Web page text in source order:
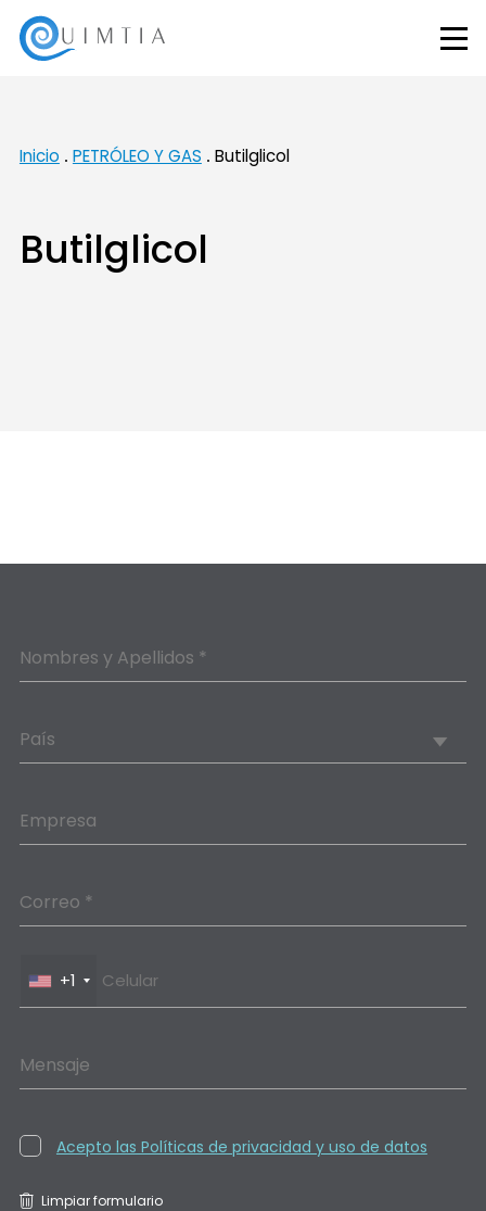
Inicio PETRÓLEO Y GAS Butilglicol
Butilglicol
Nombres y Apellidos *
País
Empresa
Correo *
+1
Mensaje
Acepto las Políticas de privacidad y uso de datos
Limpiar formulario